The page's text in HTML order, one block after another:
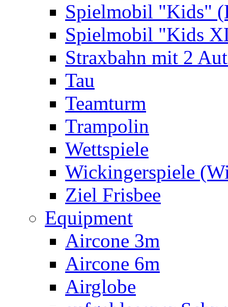
Spielmobil "Kids"
Spielmobil "Kids
Straxbahn mit 2
Tau
Teamturm
Trampolin
Wettspiele
Wickingerspiele
Ziel Frisbee
Equipment
Aircone 3m
Aircone 6m
Airglobe